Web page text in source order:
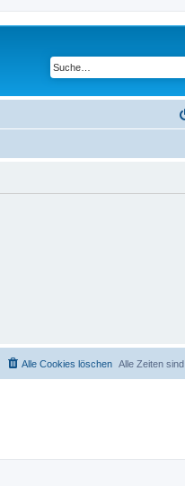
Alle Zeiten sind
Alle Cookies löschen